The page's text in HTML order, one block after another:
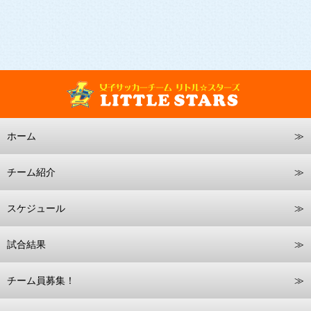
ホーム
チーム紹介
スケジュール
試合結果
チーム員募集！